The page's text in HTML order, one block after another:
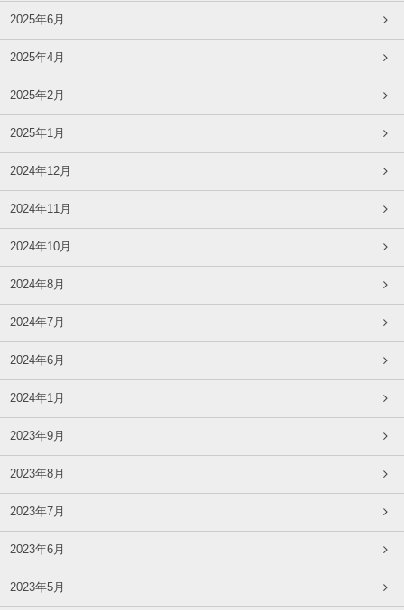
2025年6月
2025年4月
2025年2月
2025年1月
2024年12月
2024年11月
2024年10月
2024年8月
2024年7月
2024年6月
2024年1月
2023年9月
2023年8月
2023年7月
2023年6月
2023年5月